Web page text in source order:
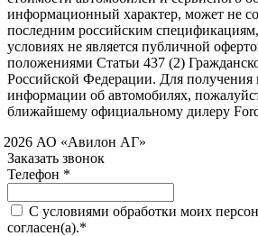
информационный характер, может не
последним российским
условиях не является публичной
положениями Статьи 437 (2)
Российской Федерации. Для получения
информации об автомобилях,
ближайшему официальному дилеру
АО «Авилон АГ»
Заказать звонок
Телефон *
C условиями обработки моих
согласен(а).*